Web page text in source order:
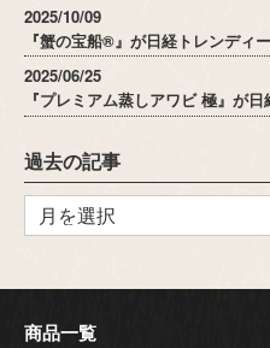
2025/10/09
『蟹の宝船®』が日経トレンディ
2025/06/25
『プレミアム蒸しアワビ 極』が
過去の記事
商品一覧